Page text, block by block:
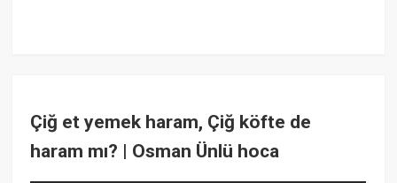
Çiğ et yemek haram, Çiğ köfte de
haram mı? | Osman Ünlü hoca